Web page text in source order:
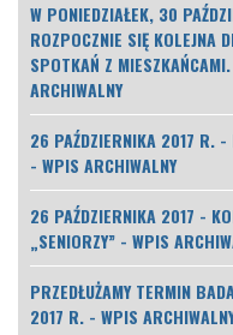
W PONIEDZIAŁEK, 30
ROZPOCZNIE SIĘ KOLEJNA
SPOTKAŃ Z
ARCHIWALNY
26 PAŹDZIERNIKA 2017 R. -
- WPIS ARCHIWALNY
26 PAŹDZIERNIKA 2017 -
„SENIORZY” - WPIS
PRZEDŁUŻAMY TERMIN
2017 R. - WPIS